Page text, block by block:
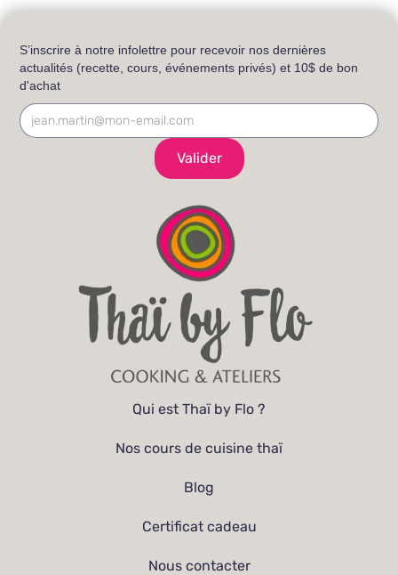
S’inscrire à notre infolettre pour recevoir nos dernières
actualités (recette, cours, événements privés) et 10$ de bon
d'achat
Qui est Thaï by Flo ?
Nos cours de cuisine thaï
Blog
Certificat cadeau
Nous contacter